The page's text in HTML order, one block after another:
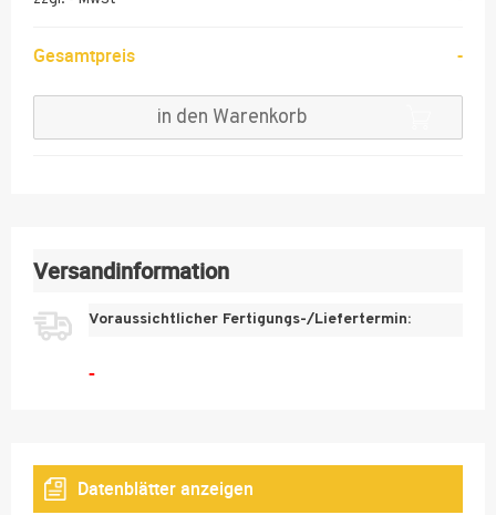
13
14
15
100
Gesamtpreis -
in den Warenkorb
Versandinformation
Voraussichtlicher Fertigungs-/Liefertermin:
-
Datenblätter anzeigen